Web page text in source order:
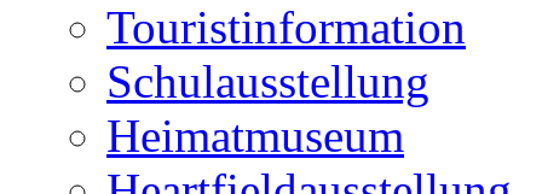
Touristinformation
Schulausstellung
Heimatmuseum